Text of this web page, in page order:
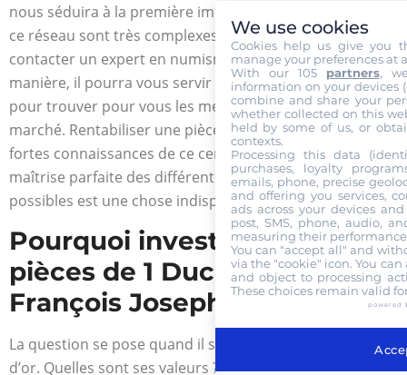
nous séduira à la première impression. Les rouages de
ce réseau sont très complexes et il plus sage de
contacter un expert en numismatique. De cette
manière, il pourra vous servir de guide et de conseiller
pour trouver pour vous les meilleures opportunités du
marché. Rentabiliser une pièce requiert en effet, de
fortes connaissances de ce cercle parfois impitoyable. La
maîtrise parfaite des différentes configurations
possibles est une chose indispensable.
Pourquoi investir dans les
pièces de 1 Ducat Or
François Joseph I 1866 ?
La question se pose quand il s’agit d’aborder les pièces
d’or. Quelles sont ses valeurs ? Sont-elles rentables ?
We use cookies
Cookies help us give you
manage your preferences at
With our 105 partners,
information on your devices
combine and share your
whether collected on this
held by some of us, or
contexts.
Processing this data
purchases, loyalty
emails, phone, precise
and offering you services,
ads across your devices
post, SMS, phone, audio,
measuring their
You can "accept all" and
via the "cookie" icon. You
and object to processing
These choices remain valid
powered